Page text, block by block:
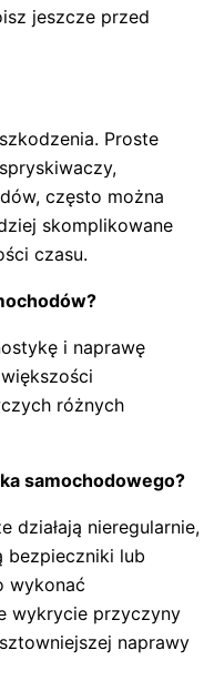
jeszcze przed
Proste
często można
skomplikowane
czasu.
i naprawę
różnych
samochodowego?
działają nieregularnie,
bezpieczniki lub
wykonać
wykrycie przyczyny
naprawy